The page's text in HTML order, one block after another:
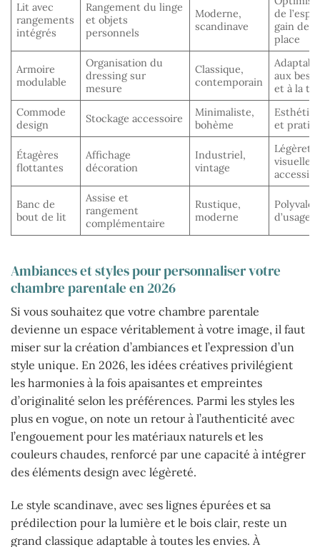
Lit avec
rangements
intégrés
Rangement du linge
et objets
personnels
Moderne,
scandinave
de
gain de
place
Armoire
modulable
Organisation du
dressing sur
mesure
Classique,
contemporain
aux
et à la
Commode
design
Stockage accessoire
Minimaliste,
bohème
et
Étagères
flottantes
Affichage
décoration
Industriel,
vintage
Légèreté
visuelle,
Banc de
bout de lit
Assise et
rangement
complémentaire
Rustique,
moderne
d’usage
Ambiances et styles pour personnaliser votre
chambre parentale en 2026
Si vous souhaitez que votre chambre parentale
devienne un espace véritablement à votre image, il faut
miser sur la création d’ambiances et l’expression d’un
style unique. En 2026, les idées créatives privilégient
les harmonies à la fois apaisantes et empreintes
d’originalité selon les préférences. Parmi les styles les
plus en vogue, on note un retour à l’authenticité avec
l’engouement pour les matériaux naturels et les
couleurs chaudes, renforcé par une capacité à intégrer
des éléments design avec légèreté.
Le style scandinave, avec ses lignes épurées et sa
prédilection pour la lumière et le bois clair, reste un
grand classique adaptable à toutes les envies. À